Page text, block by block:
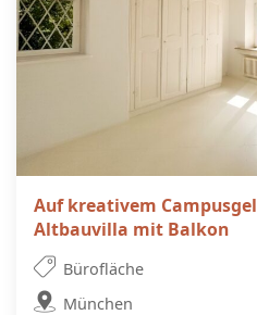
Auf kreativem
Altbauvilla mit Balkon
Bürofläche
München